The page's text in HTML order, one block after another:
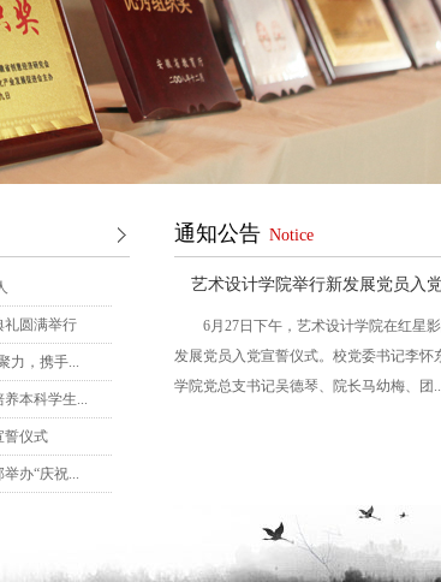
行
艺术设计学院团总支开展“凝心聚力，携手同行”采石
礼圆满举行
力，携手...
本科学生...
誓仪式
办“庆祝...
通知公告 Notice
艺术设计学院举行新发展党员入
6月27日下午，艺术设计学院在红星
发展党员入党宣誓仪式。校党委书记李怀
学院党总支书记吴德琴、院长马幼梅、团